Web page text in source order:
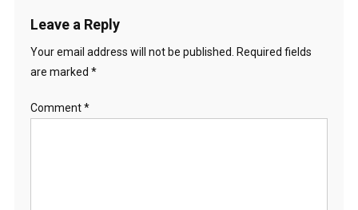
Leave a Reply
Your email address will not be published. Required fields
are marked *
Comment*